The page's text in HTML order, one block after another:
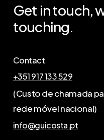
Get intouch,
touching.
Contact
+351 917 133 529
(Custo de chamada
rede móvel nacional)
info@guicosta.pt